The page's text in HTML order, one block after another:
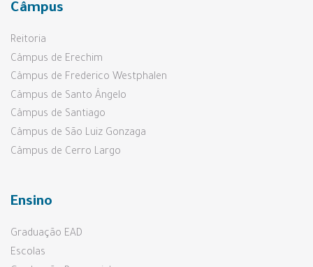
Câmpus
Reitoria
Câmpus de Erechim
Câmpus de Frederico Westphalen
Câmpus de Santo Ângelo
Câmpus de Santiago
Câmpus de São Luiz Gonzaga
Câmpus de Cerro Largo
Ensino
Graduação EAD
Escolas